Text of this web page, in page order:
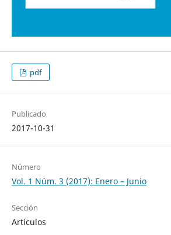
pdf
Publicado
2017-10-31
Número
Vol. 1 Núm. 3 (2017): Enero – Junio
Sección
Artículos